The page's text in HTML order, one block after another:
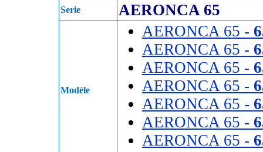
Serie AERONCA 65
Modèle
AERONCA 65 -
AERONCA 65 -
AERONCA 65 -
AERONCA 65 -
AERONCA 65 -
AERONCA 65 -
AERONCA 65 -